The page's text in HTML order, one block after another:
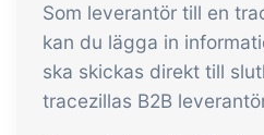
Få komplett
automatiserad
Certifikat &
Som leverantör till en
kan du lägga in
ska skickas direkt till
tracezillas B2B